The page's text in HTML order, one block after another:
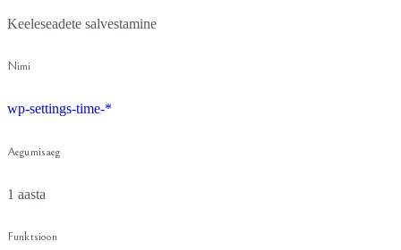
Keeleseadete salvestamine
Nimi
wp-settings-time-*
Aegumisaeg
1 aasta
Funktsioon